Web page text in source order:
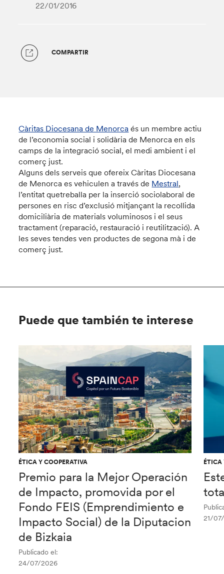
22/01/2016
COMPARTIR
Càritas Diocesana de Menorca és un membre actiu
de l’economia social i solidària de Menorca en els
camps de la integració social, el medi ambient i el
comerç just.
Alguns dels serveis que ofereix Càritas Diocesana
de Menorca es vehiculen a través de Mestral,
l’entitat quetreballa per la inserció sociolaboral de
persones en risc d’exclusió mitjançant la recollida
domiciliària de materials voluminosos i el seus
tractament (reparació, restauració i reutilització). A
les seves tendes ven productes de segona mà i de
comerç just.
Puede que también te interese
ÉTICA Y COOPERATIVA
Premio para la Mejor Operación
de Impacto, promovida por el
Fondo FEIS (Emprendimiento e
Impacto Social) de la Diputacion
de Bizkaia
Publicado el:
24/07/2026
ÉTICA
21/